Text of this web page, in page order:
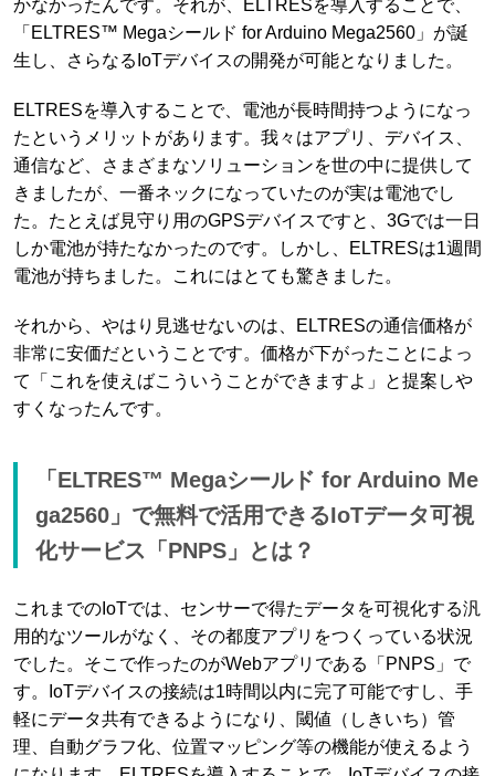
かなかったんです。それが、ELTRESを導入することで、
「ELTRES™ Megaシールド for Arduino Mega2560」が誕
生し、さらなるIoTデバイスの開発が可能となりました。
ELTRESを導入することで、電池が長時間持つようになっ
たというメリットがあります。我々はアプリ、デバイス、
通信など、さまざまなソリューションを世の中に提供して
きましたが、一番ネックになっていたのが実は電池でし
た。たとえば見守り用のGPSデバイスですと、3Gでは一日
しか電池が持たなかったのです。しかし、ELTRESは1週間
電池が持ちました。これにはとても驚きました。
それから、やはり見逃せないのは、ELTRESの通信価格が
非常に安価だということです。価格が下がったことによっ
て「これを使えばこういうことができますよ」と提案しや
すくなったんです。
「ELTRES™ Megaシールド for Arduino Me
ga2560」で無料で活用できるIoTデータ可視
化サービス「PNPS」とは？
これまでのIoTでは、センサーで得たデータを可視化する汎
用的なツールがなく、その都度アプリをつくっている状況
でした。そこで作ったのがWebアプリである「PNPS」で
す。IoTデバイスの接続は1時間以内に完了可能ですし、手
軽にデータ共有できるようになり、閾値（しきいち）管
理、自動グラフ化、位置マッピング等の機能が使えるよう